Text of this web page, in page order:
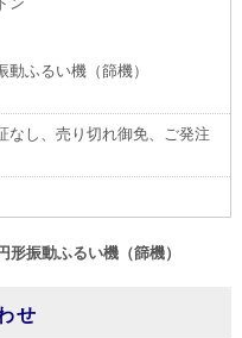
動ふるい機（篩機）
なし、売り切れ御免、ご発注
形振動ふるい機（篩機）
せ